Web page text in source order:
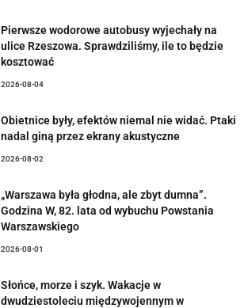
Pierwsze wodorowe autobusy wyjechały na
ulice Rzeszowa. Sprawdziliśmy, ile to będzie
kosztować
2026-08-04
Obietnice były, efektów niemal nie widać. Ptaki
nadal giną przez ekrany akustyczne
2026-08-02
„Warszawa była głodna, ale zbyt dumna”.
Godzina W, 82. lata od wybuchu Powstania
Warszawskiego
2026-08-01
Słońce, morze i szyk. Wakacje w
dwudziestoleciu międzywojennym w